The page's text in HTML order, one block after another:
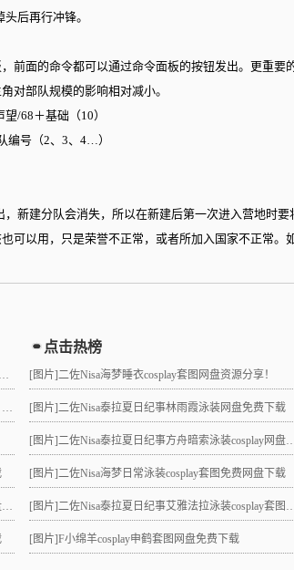
后再行冲锋。
前面的命令都可以通过命令面板的按钮发出。更重要
对部队规模的影响相对减小。
/68＋基础（10）
编号（2、3、4…）
新建分队会消失，所以在新建后第一次进入营地时要
可以用，只是荣誉不正常，或者所加入国家不正常。
点击热榜
[图片]二佐Nisa海梦睡衣cosplay套图网盘资源分享！
[图片]二佐Nisa泰拉夏日纪事林雨霞泳装网盘免费下载
[图片]二佐Nisa泰拉夏日纪事方舟暗索泳装cosplay网盘分享！
[图片]二佐Nisa海梦日常泳装cosplay套图免费网盘下载
[图片]二佐Nisa泰拉夏日纪事艾雅法拉泳装cosplay套图网盘免费下载
[图片]F小绵羊cosplay申鹤套图网盘免费下载